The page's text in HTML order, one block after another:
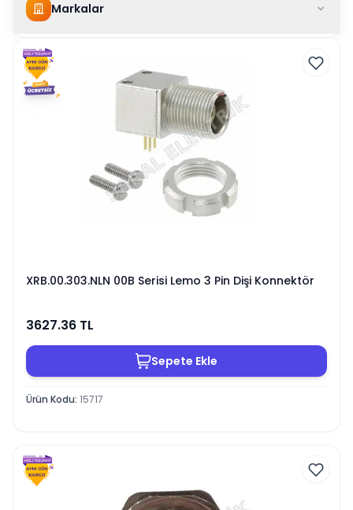
Markalar
XRB.00.303.NLN 00B Serisi Lemo 3 Pin Dişi Konnektör
3627.36 TL
Sepete Ekle
Ürün Kodu: 15717